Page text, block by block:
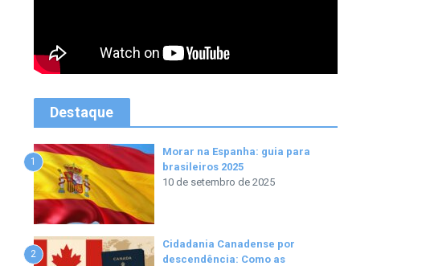
Destaque
1
Morar na Espanha: guia para
brasileiros 2025
10 de setembro de 2025
2
Cidadania Canadense por
descendência: Como as